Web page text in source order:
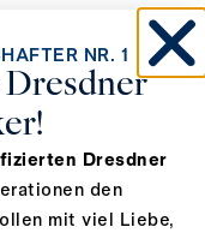
NR. 1
Dresdner
den
mit viel Liebe,